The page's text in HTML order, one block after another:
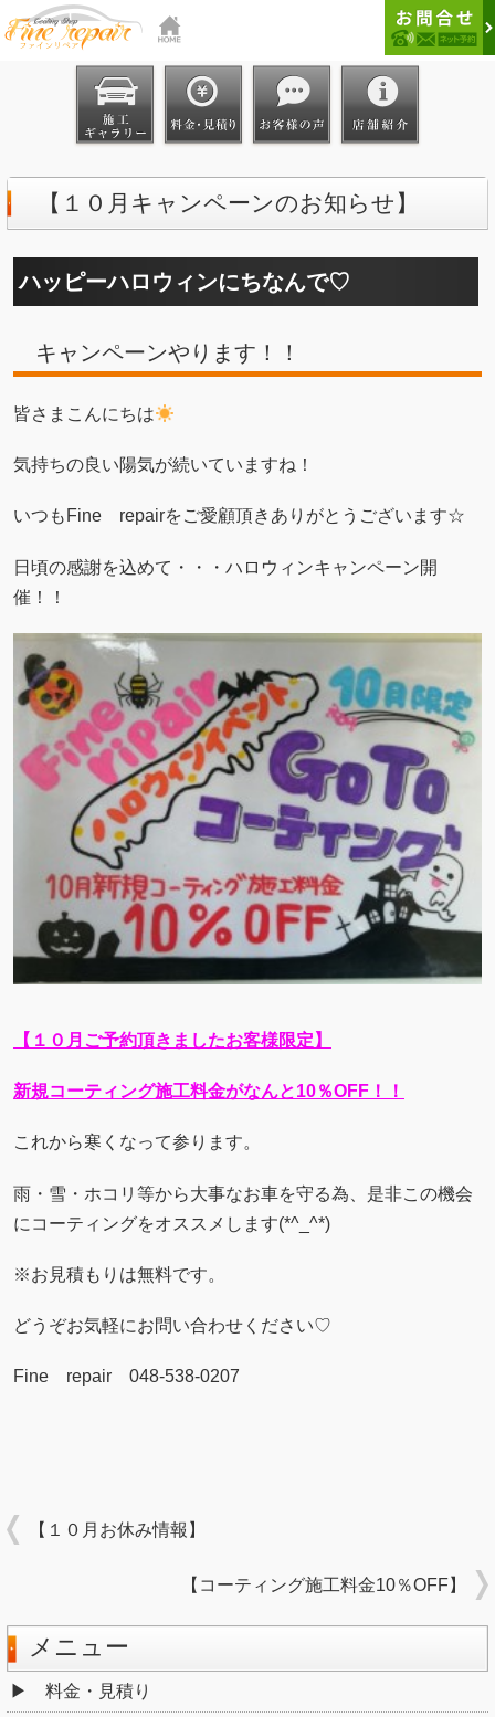
【１０月キャンペーンのお知らせ】
ハッピーハロウィンにちなんで♡
キャンペーンやります！！
皆さまこんにちは
気持ちの良い陽気が続いていますね！
いつもFine repairをご愛顧頂きありがとうございます☆
日頃の感謝を込めて・・・ハロウィンキャンペーン開
催！！
【１０月ご予約頂きましたお客様限定】
新規コーティング施工料金がなんと10％OFF！！
これから寒くなって参ります。
雨・雪・ホコリ等から大事なお車を守る為、是非この機会
にコーティングをオススメします(*^_^*)
※お見積もりは無料です。
どうぞお気軽にお問い合わせください♡
Fine repair 048-538-0207
【１０月お休み情報】
【コーティング施工料金10％OFF】
メニュー
料金・見積り